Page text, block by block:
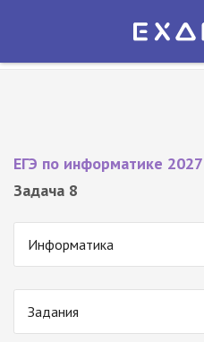
Экзамер — ЕГЭ 2027
ЕГЭ по информатике 2027
Задача 8
Информатика
Задания